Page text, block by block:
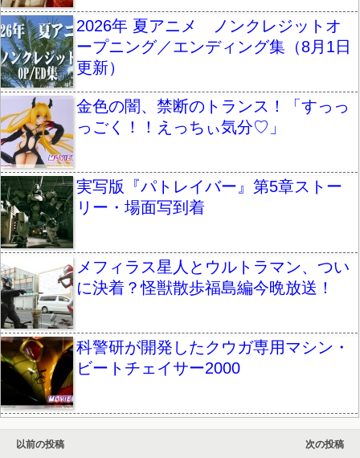
2026年 夏アニメ ノンクレジットオ
ープニング／エンディング集（8月1日
更新）
金色の闇、禁断のトランス！「すっっ
っごく！！えっちぃ気分♡」
実写版『パトレイバー』第5章ストー
リー・場面写到着
メフィラス星人とウルトラマン、つい
に決着？怪獣散歩福島編今晩放送！
科警研が開発したクウガ専用マシン・
ビートチェイサー2000
以前の投稿
次の投稿